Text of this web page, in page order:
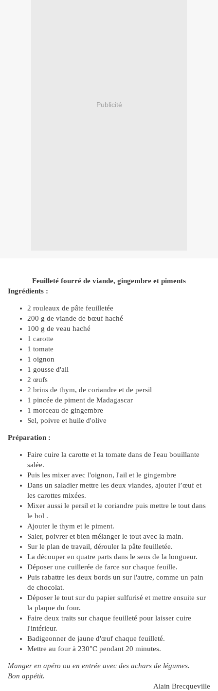
Publicité
Feuilleté fourré de viande, gingembre et piments
Ingrédients :
2 rouleaux de pâte feuilletée
200 g de viande de bœuf haché
100 g de veau haché
1 carotte
1 tomate
1 oignon
1 gousse d'ail
2 œufs
2 brins de thym, de coriandre et de persil
1 pincée de piment de Madagascar
1 morceau de gingembre
Sel, poivre et huile d'olive
Préparation :
Faire cuire la carotte et la tomate dans de l'eau bouillante
salée.
Puis les mixer avec l'oignon, l'ail et le gingembre
Dans un saladier mettre les deux viandes, ajouter l’œuf et
les carottes mixées.
Mixer aussi le persil et le coriandre puis mettre le tout dans
le bol .
Ajouter le thym et le piment.
Saler, poivrer et bien mélanger le tout avec la main.
Sur le plan de travail, dérouler la pâte feuilletée.
La découper en quatre parts dans le sens de la longueur.
Déposer une cuillerée de farce sur chaque feuille.
Puis rabattre les deux bords un sur l'autre, comme un pain
de chocolat.
Déposer le tout sur du papier sulfurisé et mettre ensuite sur
la plaque du four.
Faire deux traits sur chaque feuilleté pour laisser cuire
l'intérieur.
Badigeonner de jaune d'œuf chaque feuilleté.
Mettre au four à 230°C pendant 20 minutes.
Manger en apéro ou en entrée avec des achars de légumes.
Bon appétit.
Alain Brecqueville